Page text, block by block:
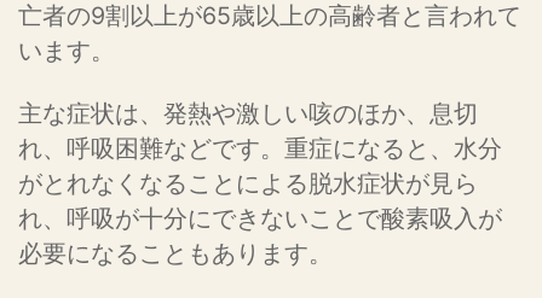
亡者の9割以上が65歳以上の高齢者と言われて
います。
主な症状は、発熱や激しい咳のほか、息切
れ、呼吸困難などです。重症になると、水分
がとれなくなることによる脱水症状が見ら
れ、呼吸が十分にできないことで酸素吸入が
必要になることもあります。